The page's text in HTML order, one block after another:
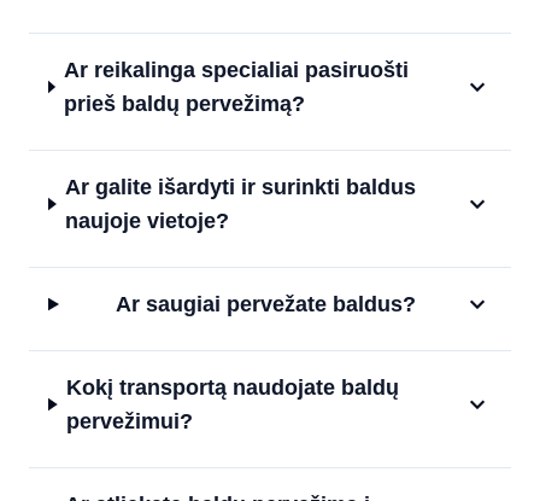
Ar reikalinga specialiai pasiruošti
prieš baldų pervežimą?
Ar galite išardyti ir surinkti baldus
naujoje vietoje?
Ar saugiai pervežate baldus?
Kokį transportą naudojate baldų
pervežimui?